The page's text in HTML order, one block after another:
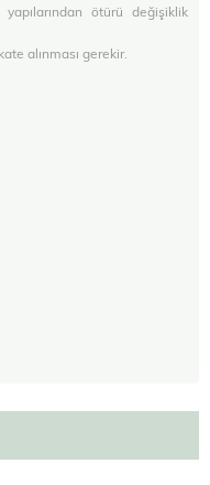
ötürü değişiklik
alınması gerekir.